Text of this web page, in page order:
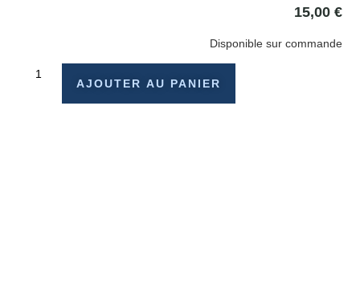
15,00 €
Disponible sur commande
AJOUTER AU PANIER